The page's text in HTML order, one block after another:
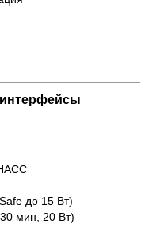
до 15 Вт)
мин, 20 Вт)